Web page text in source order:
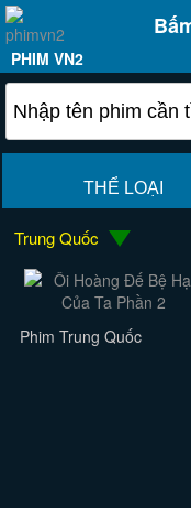
PHIM VN2
THỂ LOẠI
Trung Quốc
Phim Trung Quốc